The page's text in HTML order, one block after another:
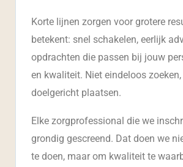
Korte lijnen zorgen voor grotere
betekent: snel schakelen, eerlijk
opdrachten die passen bij jouw
en kwaliteit. Niet eindeloos
doelgericht plaatsen.
Elke zorgprofessional die we
grondig gescreend. Dat doen we
te doen, maar om kwaliteit te